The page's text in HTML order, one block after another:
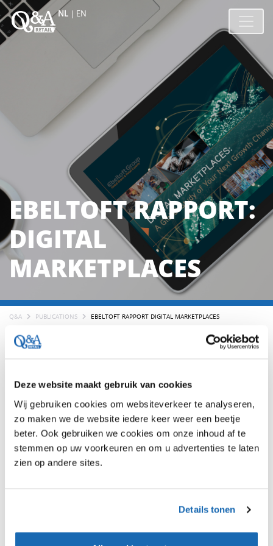
Deze website maakt gebruik van cookies
Wij gebruiken cookies om websiteverkeer te analyseren,
zo maken we de website iedere keer weer een beetje
beter. Ook gebruiken we cookies om onze inhoud af te
stemmen op uw voorkeuren en om u advertenties te laten
zien op andere sites.
Details tonen
NL | EN
EBELTOFT RAPPORT:
DIGITAL
MARKETPLACES
Q&A PUBLICATIONS EBELTOFT RAPPORT DIGITAL MARKETPLACES
Wist je dat de wereldwijde online marktplaatsen in
2024 een verwachte bruto waarde hebben van $3,8
biljoen?
De voortdurende expansie van digitale marktplaatsen
binnen de retail biedt enorme groeimogelijkheden
een grotere rol en bijbehorende investering. Wat is
jouw digitale marktplaatsstrategie?